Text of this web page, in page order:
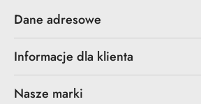
Dane adresowe
Informacje dla klienta
Nasze marki